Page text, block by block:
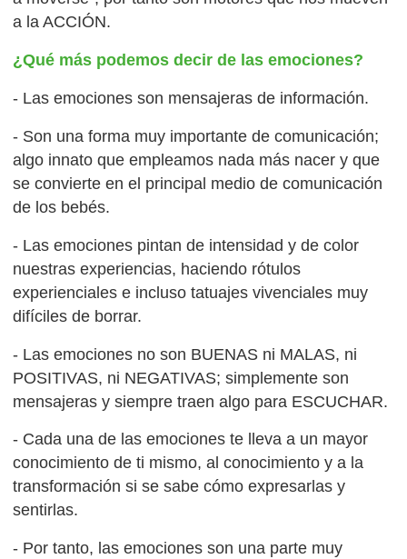
a la ACCIÓN.
¿Qué más podemos decir de las emociones?
- Las emociones son mensajeras de información.
- Son una forma muy importante de comunicación;
algo innato que empleamos nada más nacer y que
se convierte en el principal medio de comunicación
de los bebés.
- Las emociones pintan de intensidad y de color
nuestras experiencias, haciendo rótulos
experienciales e incluso tatuajes vivenciales muy
difíciles de borrar.
- Las emociones no son BUENAS ni MALAS, ni
POSITIVAS, ni NEGATIVAS; simplemente son
mensajeras y siempre traen algo para ESCUCHAR.
- Cada una de las emociones te lleva a un mayor
conocimiento de ti mismo, al conocimiento y a la
transformación si se sabe cómo expresarlas y
sentirlas.
- Por tanto, las emociones son una parte muy